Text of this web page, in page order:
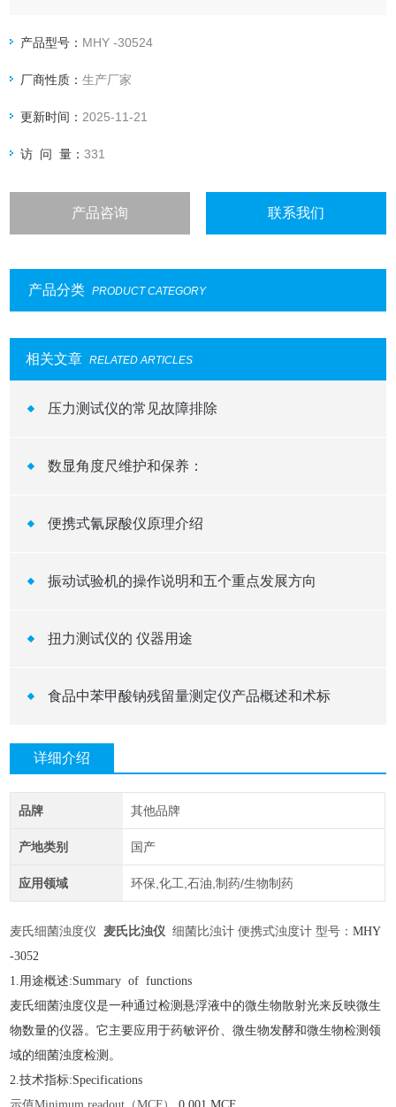
产品型号： MHY -30524
厂商性质：生产厂家
更新时间： 2025-11-21
访 问 量：331
产品咨询 联系我们
产品分类 PRODUCT CATEGORY
相关文章 RELATED ARTICLES
压力测试仪的常见故障排除
数显角度尺维护和保养：
便携式氰尿酸仪原理介绍
振动试验机的操作说明和五个重点发展方向
扭力测试仪的 仪器用途
食品中苯甲酸钠残留量测定仪产品概述和术标
详细介绍
品牌 其他品牌
产地类别 国产
应用领域 环保,化工,石油,制药/生物制药
麦氏细菌浊度仪 麦氏比浊仪 细菌比浊计 便携式浊度计 型号：MHY
-3052
1.用途概述:Summary of functions
麦氏细菌浊度仪是一种通过检测悬浮液中的微生物散射光来反映微生
物数量的仪器。它主要应用于药敏评价、微生物发酵和微生物检测领
域的细菌浊度检测。
2.技术指标:Specifications